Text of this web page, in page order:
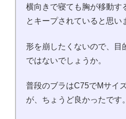
横向きで寝ても胸が移動す
とキープされていると思い
形を崩したくないので、目
ではないでしょうか。
普段のブラはC75でMサイ
が、ちょうど良かったです。